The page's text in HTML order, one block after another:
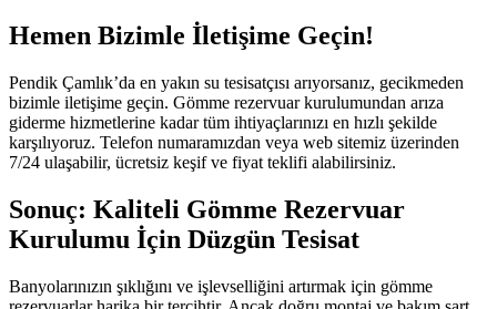
Hemen Bizimle İletişime Geçin!
Pendik Çamlık’da en yakın su tesisatçısı arıyorsanız, gecikmeden
bizimle iletişime geçin. Gömme rezervuar kurulumundan arıza
giderme hizmetlerine kadar tüm ihtiyaçlarınızı en hızlı şekilde
karşılıyoruz. Telefon numaramızdan veya web sitemiz üzerinden
7/24 ulaşabilir, ücretsiz keşif ve fiyat teklifi alabilirsiniz.
Sonuç: Kaliteli Gömme Rezervuar
Kurulumu İçin Düzgün Tesisat
Banyolarınızın şıklığını ve işlevselliğini artırmak için gömme